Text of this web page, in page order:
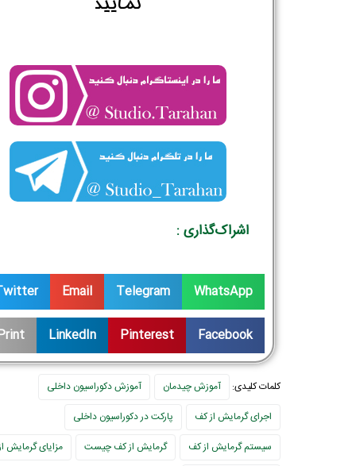
نمایید
اشراک‌گذاری :
WhatsApp
Telegram
Email
Facebook
Pinterest
LinkedIn
کلمات کلیدی: آموزش چیدمان
آموزش دکوراسیون داخلی
اجرای گرمایش از کف
پارکت در دکوراسیون داخلی
سیستم گرمایش از کف
گرمایش از کف چیست
مزایای گرمایش